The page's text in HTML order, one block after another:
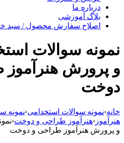
درباره ما
بلاگ آموزشی
اصلاح سفارش محصول / سبد
نمونه سوالات
و پرورش
دوخت
خانه›نمونه سوالات استخدامی›نمونه
هنرآموز ›هنرآموز طراحی و دوخت›
و پرورش هنرآموز طراحی و دوخت